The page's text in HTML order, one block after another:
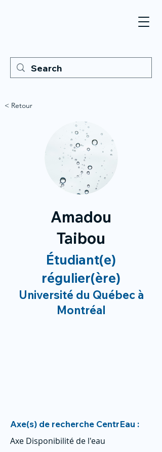
< Retour
Amadou
Taibou
Étudiant(e)
régulier(ère)
Université du Québec à
Montréal
Axe(s) de recherche CentrEau :
Axe Disponibilité de l'eau